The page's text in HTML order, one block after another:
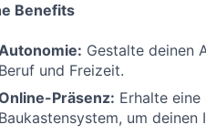
Benefits
Gestalte deinen
Beruf und Freizeit.
Präsenz: Erhalte
Baukastensystem, um